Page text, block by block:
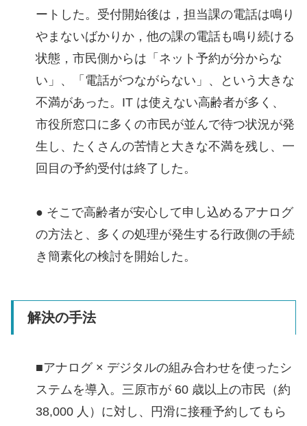
ートした。受付開始後は，担当課の電話は鳴り
やまないばかりか，他の課の電話も鳴り続ける
状態，市民側からは「ネット予約が分からな
い」、「電話がつながらない」、という大きな
不満があった。IT は使えない高齢者が多く、
市役所窓口に多くの市民が並んで待つ状況が発
生し、たくさんの苦情と大きな不満を残し、一
回目の予約受付は終了した。
● そこで高齢者が安心して申し込めるアナログ
の方法と、多くの処理が発生する行政側の手続
き簡素化の検討を開始した。
解決の手法
■アナログ × デジタルの組み合わせを使ったシ
ステムを導入。三原市が 60 歳以上の市民（約
38,000 人）に対し、円滑に接種予約してもら